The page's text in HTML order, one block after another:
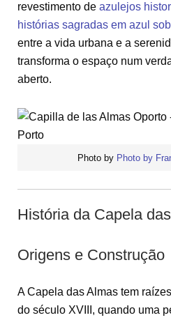
revestimento de azulejos
histórias sagradas em azul
entre a vida urbana e a
transforma o espaço num
aberto.
Photo by Photo by
História da Capela
Origens e Construção
A Capela das Almas tem
do século XVIII, quando uma